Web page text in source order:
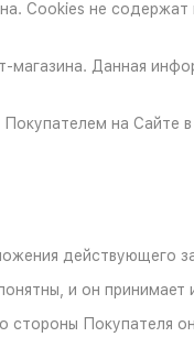
Cookies не
Данная
Покупателем на
действующего
и он
стороны Покупателя